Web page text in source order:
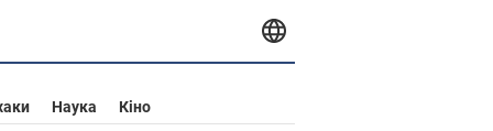
Наука Кіно